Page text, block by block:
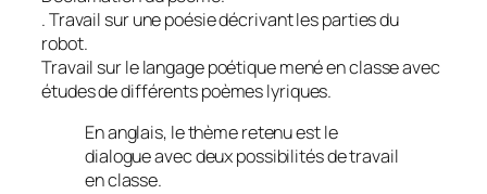
. Travail sur une poésie décrivant les parties du
robot.
Travail sur le langage poétique mené en classe avec
études de différents poèmes lyriques.
En anglais, le thème retenu est le
dialogue avec deux possibilités de travail
en classe.